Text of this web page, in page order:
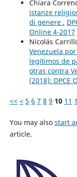
Chiara
istanze
di genere ,
Online 4-2017
Nicolás
Venezuela
legítimos de
otras contra
(2018): DPCE
<< < 5 6 7 8 9 10 11
You may also start
article.